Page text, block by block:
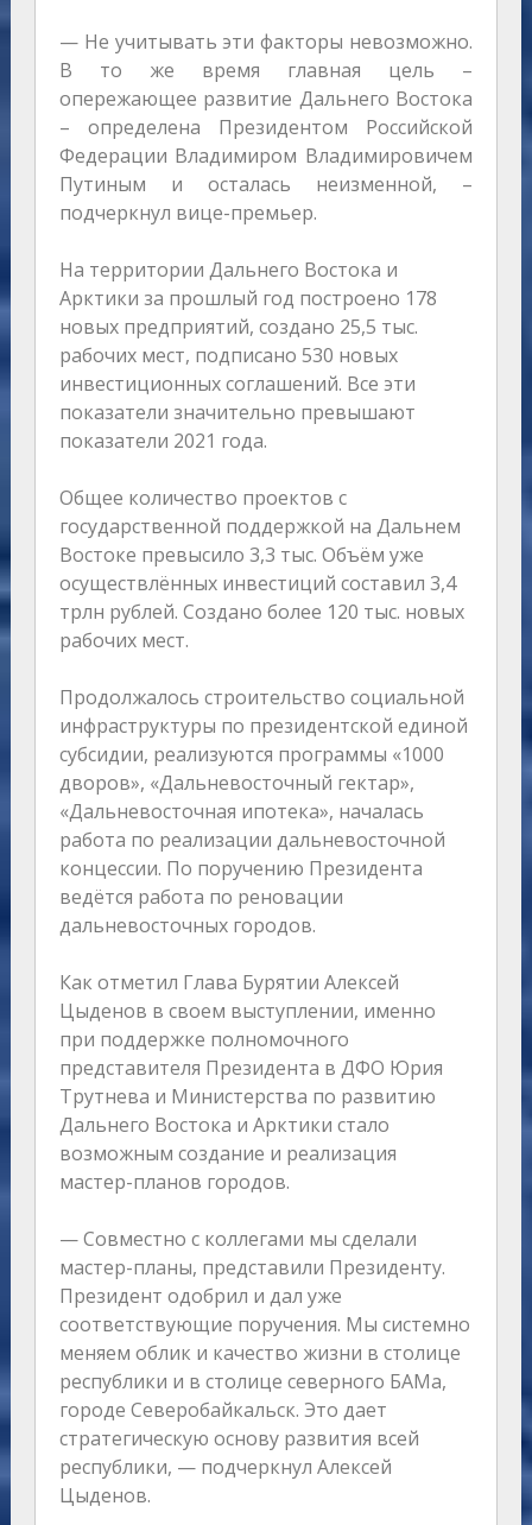
— Не учитывать эти факторы невозможно.
В то же время главная цель –
опережающее развитие Дальнего Востока
– определена Президентом Российской
Федерации Владимиром Владимировичем
Путиным и осталась неизменной, –
подчеркнул вице-премьер.
На территории Дальнего Востока и
Арктики за прошлый год построено 178
новых предприятий, создано 25,5 тыс.
рабочих мест, подписано 530 новых
инвестиционных соглашений. Все эти
показатели значительно превышают
показатели 2021 года.
Общее количество проектов с
государственной поддержкой на Дальнем
Востоке превысило 3,3 тыс. Объём уже
осуществлённых инвестиций составил 3,4
трлн рублей. Создано более 120 тыс. новых
рабочих мест.
Продолжалось строительство социальной
инфраструктуры по президентской единой
субсидии, реализуются программы «1000
дворов», «Дальневосточный гектар»,
«Дальневосточная ипотека», началась
работа по реализации дальневосточной
концессии. По поручению Президента
ведётся работа по реновации
дальневосточных городов.
Как отметил Глава Бурятии Алексей
Цыденов в своем выступлении, именно
при поддержке полномочного
представителя Президента в ДФО Юрия
Трутнева и Министерства по развитию
Дальнего Востока и Арктики стало
возможным создание и реализация
мастер-планов городов.
— Совместно с коллегами мы сделали
мастер-планы, представили Президенту.
Президент одобрил и дал уже
соответствующие поручения. Мы системно
меняем облик и качество жизни в столице
республики и в столице северного БАМа,
городе Северобайкальск. Это дает
стратегическую основу развития всей
республики, — подчеркнул Алексей
Цыденов.